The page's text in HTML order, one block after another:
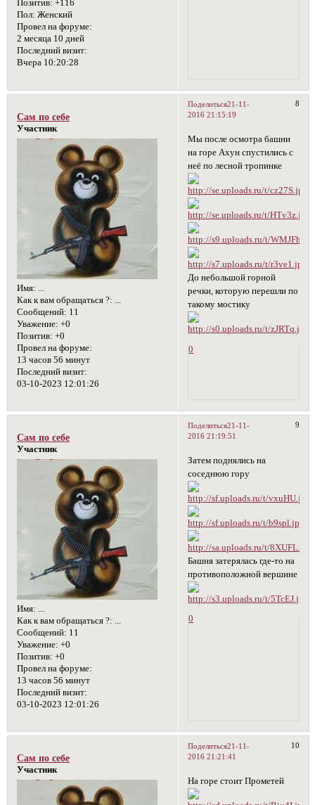
Позитив: +116
Пол: Женский
Провел на форуме:
2 месяца 10 дней
Последний визит:
Вчера 10:20:28
Поделиться 8
21-11-
2016 21:15:19
Сам по себе
Участник
Имя:
Как к вам обращаться ?:
Сообщений: 11
Уважение: +0
Позитив: +0
Провел на форуме:
13 часов 56 минут
Последний визит:
03-10-2023 12:01:26
Мы после осмотра башни
на горе Ахун спустились с
неё по лесной тропинке
До небольшой горной
речки, которую перешли по
такому мостику
0
Поделиться 9
21-11-
2016 21:19:51
Сам по себе
Участник
Имя: ...
Как к вам обращаться ?: ...
Сообщений: 11
Уважение: +0
Позитив: +0
Провел на форуме:
13 часов 56 минут
Последний визит:
03-10-2023 12:01:26
Затем поднялись на
соседнюю гору
Башня затерялась где-то на
противоположной вершине
0
Поделиться 10
21-11-
2016 21:21:41
Сам по себе
Участник
На горе стоит Прометей